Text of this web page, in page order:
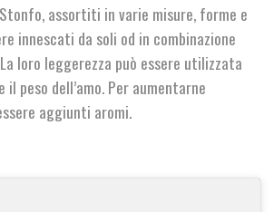
assortiti in varie misure, forme e
innescati da soli od in combinazione
loro leggerezza può essere utilizzata
peso dell’amo. Per aumentarne
aggiunti aromi.